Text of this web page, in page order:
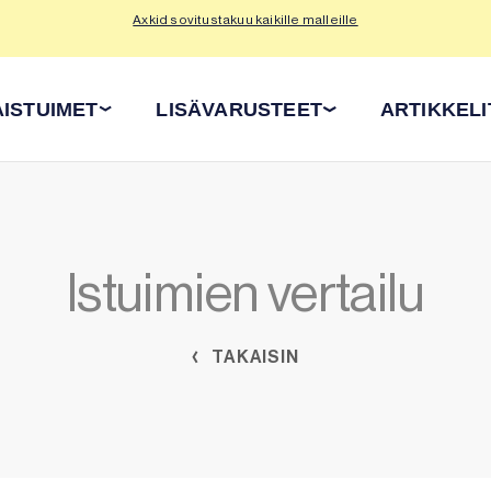
Axkid sovitustakuu kaikille malleille
LISÄVARUSTEET
Istuimien vertailu
TAKAISIN